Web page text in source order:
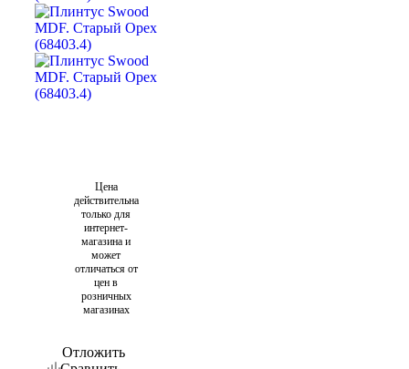
Цена
действительна
только для
интернет-
магазина и
может
отличаться от
цен в
розничных
магазинах
Отложить